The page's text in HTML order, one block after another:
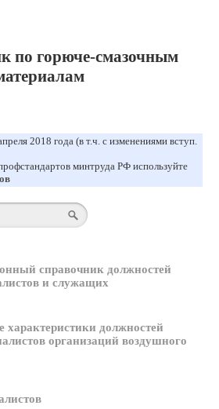
по горюче-смазочным
2018 года (в т.ч. с изменениями вступ.
минтруда РФ используйте
справочник должностей
и служащих
должностей
организаций воздушного